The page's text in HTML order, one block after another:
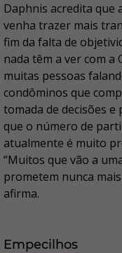
Daphnis acredita que
venha trazer mais
fim da falta de
nada têm a ver com a
muitas pessoas
condôminos que
tomada de decisões e
que o número de
atualmente é muito
“Muitos que vão a
prometem nunca
afirma.
Empecilhos